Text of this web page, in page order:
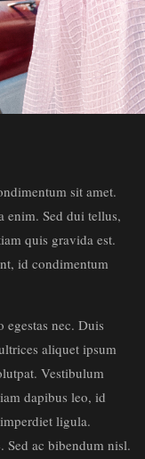
sit amet.
enim. Sed dui tellus,
quis gravida est.
id condimentum
nec. Duis
aliquet ipsum
Vestibulum
dapibus leo, id
ligula.
Sed ac bibendum nisl.